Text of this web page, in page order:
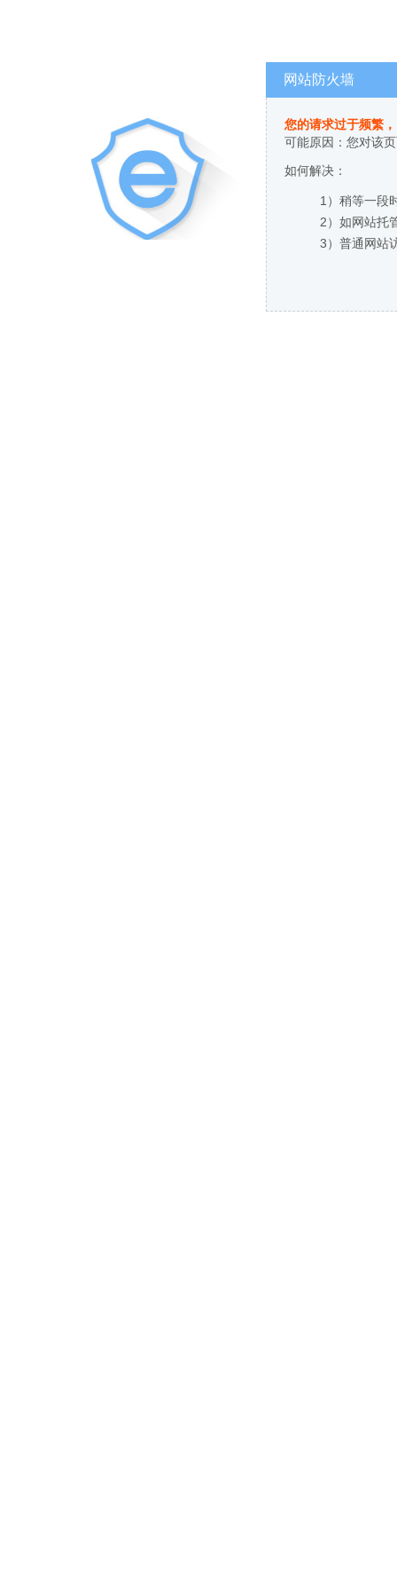
网站防火墙
您的请求过于频繁
可能原因：您对该
如何解决：
1）稍等一段
2）如网站托
3）普通网站